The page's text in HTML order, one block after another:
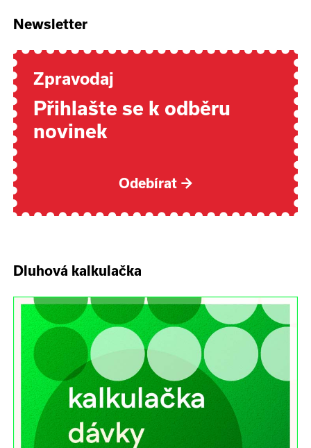
Newsletter
Zpravodaj
Přihlašte se k odběru
novinek
Odebírat →
Dluhová kalkulačka